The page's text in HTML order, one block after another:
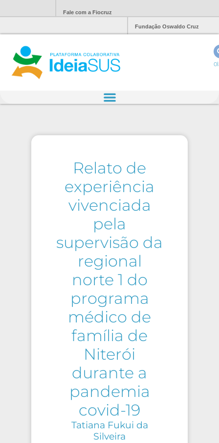
Fale com a Fiocruz
Fundação Oswaldo Cruz
Relato de
experiência
vivenciada
pela
supervisão da
regional
norte 1 do
programa
médico de
família de
Niterói
durante a
pandemia
covid-19
Tatiana Fukui da
Silveira